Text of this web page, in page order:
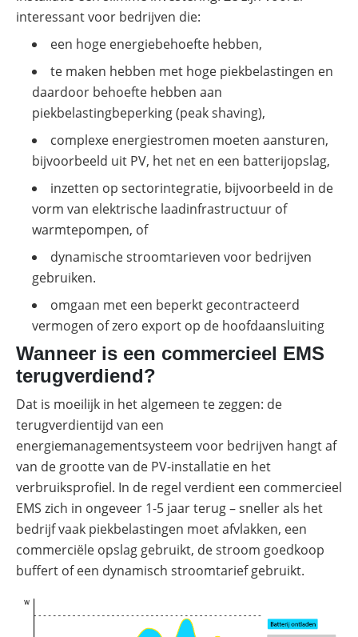
interessant voor bedrijven die:
een hoge energiebehoefte hebben,
te maken hebben met hoge piekbelastingen en
daardoor behoefte hebben aan
piekbelastingbeperking (peak shaving),
complexe energiestromen moeten aansturen,
bijvoorbeeld uit PV, het net en een batterijopslag,
inzetten op sectorintegratie, bijvoorbeeld in de
vorm van elektrische laadinfrastructuur of
warmtepompen, of
dynamische stroomtarieven voor bedrijven
gebruiken.
omgaan met een beperkt gecontracteerd
vermogen of zero export op de hoofdaansluiting
Wanneer is een commercieel EMS
terugverdiend?
Dat is moeilijk in het algemeen te zeggen: de
terugverdientijd van een
energiemanagementsysteem voor bedrijven hangt af
van de grootte van de PV-installatie en het
verbruiksprofiel. In de regel verdient een commercieel
EMS zich in ongeveer 1-5 jaar terug – sneller als het
bedrijf vaak piekbelastingen moet afvlakken, een
commerciële opslag gebruikt, de stroom goedkoop
buffert of een dynamisch stroomtarief gebruikt.